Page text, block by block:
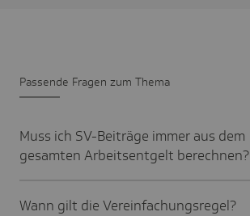
Passende Fragen zum Thema
Muss ich SV-Beiträge immer aus dem
gesamten Arbeitsentgelt berechnen?
Wann gilt die Vereinfachungsregel?